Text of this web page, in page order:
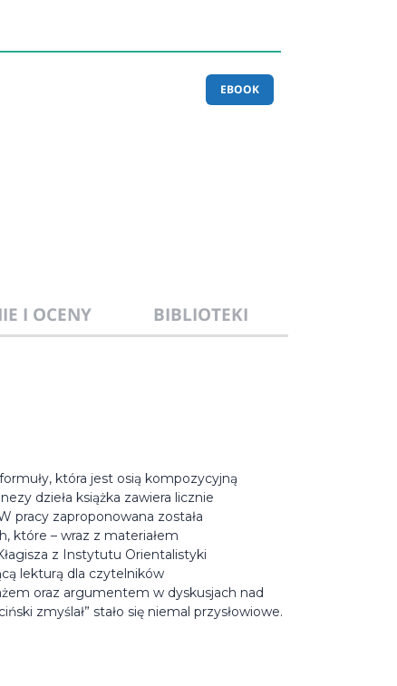
EBOOK
I OCENY BIBLIOTEKI
która jest osią kompozycyjną
dzieła książka zawiera licznie
pracy zaproponowana została
które – wraz z materiałem
z Instytutu Orientalistyki
lekturą dla czytelników
oraz argumentem w dyskusjach nad
zmyślał” stało się niemal przysłowiowe.